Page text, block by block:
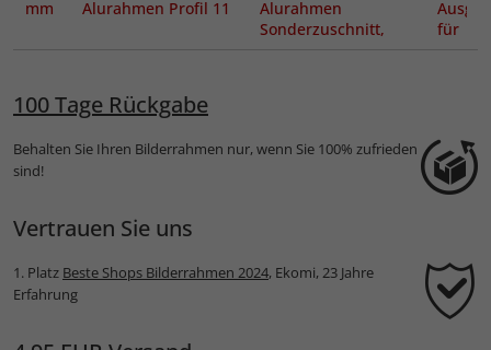
Alurahmen Profil 11
Alurahmen
Sonderzuschnitt,
für
100 Tage Rückgabe
Behalten Sie Ihren Bilderrahmen nur, wenn Sie 100% zufrieden
sind!
Vertrauen Sie uns
1. Platz Beste Shops Bilderrahmen 2024, Ekomi, 23 Jahre
Erfahrung